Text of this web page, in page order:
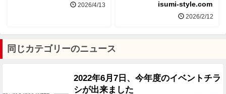
2026/4/13 isumi-style.com
2026/2/12
同じカテゴリーのニュース
2022年6月7日、今年度のイベントチラ
シが出来ました